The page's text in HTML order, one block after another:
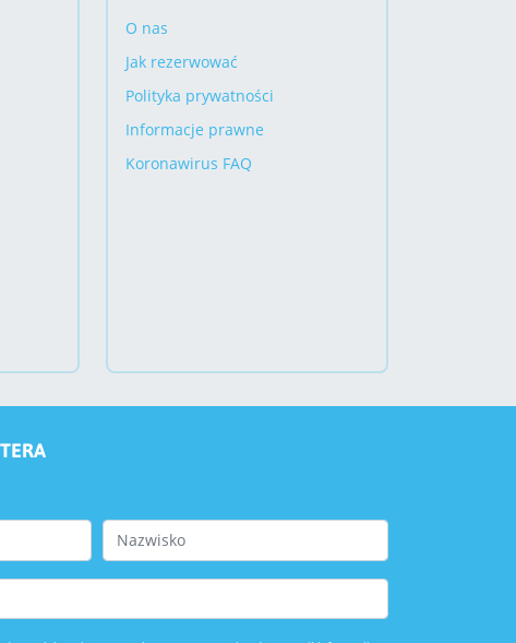
O nas
Jak rezerwować
Polityka prywatności
Informacje prawne
Koronawirus FAQ
Last Name